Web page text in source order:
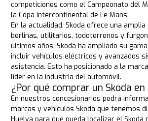
competiciones como el Campeonato del
la Copa Intercontinental de Le Mans.
En la actualidad, Skoda ofrece una
berlinas, utilitarios, todoterrenos y
últimos años, Skoda ha ampliado su
incluir vehículos eléctricos y avanzados
asistencia. Esto ha posicionado a la
líder en la industria del automóvil.
¿Por qué comprar un Skoda en
En nuestros concesionarios podrá
marcas y vehículos Skoda que tenemos